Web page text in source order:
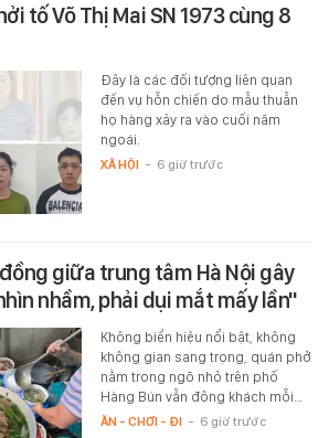
tố Võ Thị Mai SN 1973 cùng 8
Đây là các đối tượng liên quan
đến vụ hỗn chiến do mẫu thuẫn
họ hàng xảy ra vào cuối năm
ngoái.
XÃ HỘI - 6 giờ trước
giữa trung tâm Hà Nội gây
nhầm, phải dụi mắt mấy lần"
Không biển hiệu nổi bật, không
không gian sang trọng, quán phở
nằm trong ngõ nhỏ trên phố
Hàng Bún vẫn đông khách mỗi…
ĂN - CHƠI - ĐI - 6 giờ trước